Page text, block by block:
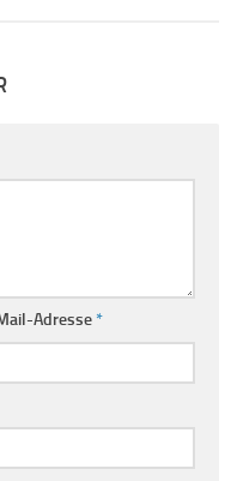
Adresse*